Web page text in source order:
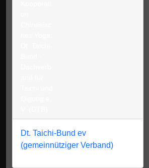
Dt. Taichi-Bund ev
(gemeinnütziger Verband)